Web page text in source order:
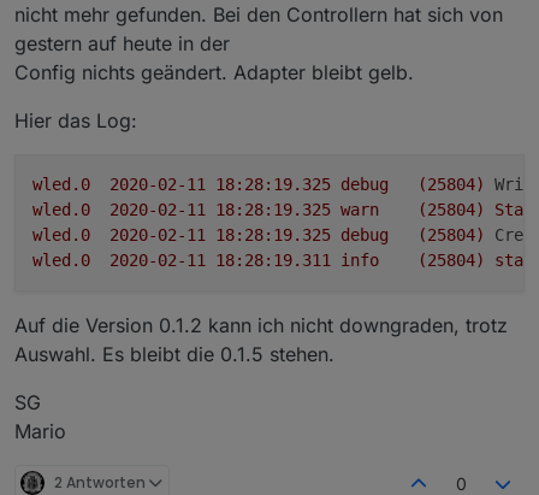
});
// Scriptstart
setState("wled.0.bcddc22a6c39.seg.0.col.0",
nicht mehr gefunden. Bei den Controllern hat sich von
gestern auf heute in der
Config nichts geändert. Adapter bleibt gelb.
Hier das Log:
wled.0 debug (25804)
wled.0
warn (25804)
wled.0
debug (25804)
wled.0
info (25804)
Auf die Version 0.1.2 kann ich nicht downgraden, trotz
Auswahl. Es bleibt die 0.1.5 stehen.
SG
Mario
2 Antworten 0